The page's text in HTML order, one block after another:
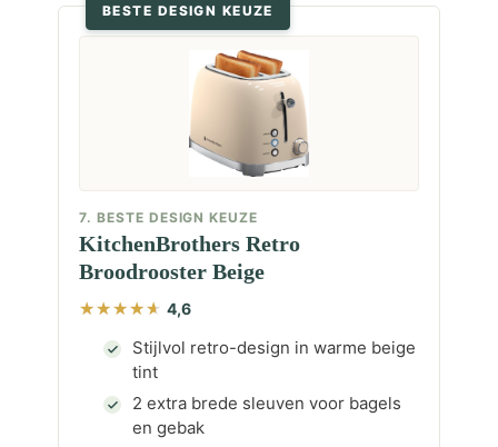
BESTE DESIGN KEUZE
7. BESTE DESIGN KEUZE
KitchenBrothers Retro
Broodrooster Beige
4,6
Stijlvol retro-design in warme beige
tint
2 extra brede sleuven voor bagels
en gebak